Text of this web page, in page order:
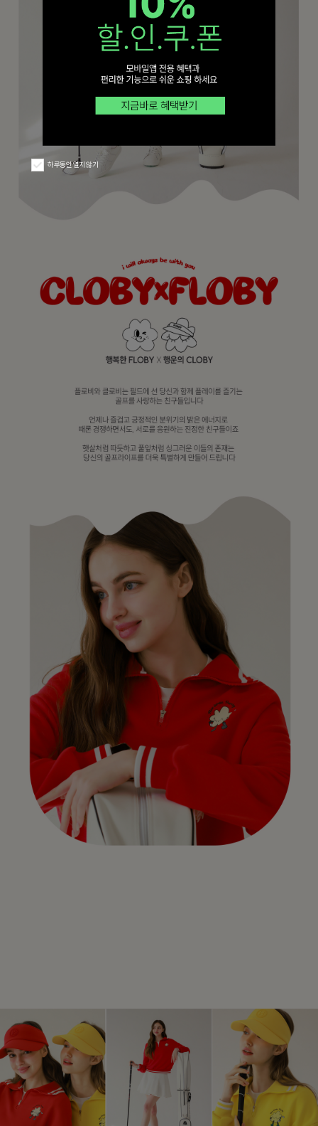
하루동안 열지 않기